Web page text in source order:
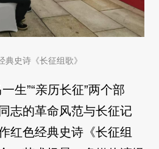
典史诗《长征组歌》
生”“亲历长征”两个部
志的革命风范与长征记
红色经典史诗《长征组